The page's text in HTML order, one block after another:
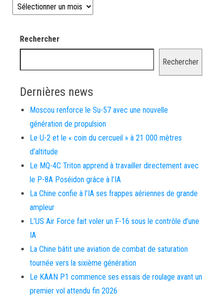
Les news depuis 2008
Rechercher
Rechercher
Dernières news
Moscou renforce le Su-57 avec une nouvelle
génération de propulsion
Le U-2 et le « coin du cercueil » à 21 000 mètres
d’altitude
Le MQ-4C Triton apprend à travailler directement avec
le P-8A Poséidon grâce à l’IA
La Chine confie à l’IA ses frappes aériennes de grande
ampleur
L’US Air Force fait voler un F-16 sous le contrôle d’une
IA
La Chine bâtit une aviation de combat de saturation
tournée vers la sixième génération
Le KAAN P1 commence ses essais de roulage avant un
premier vol attendu fin 2026